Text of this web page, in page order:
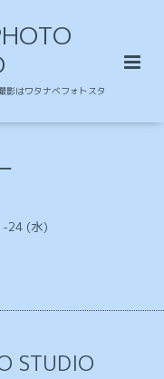
影はワタナベフォトスタ
24 (水)
STUDIO